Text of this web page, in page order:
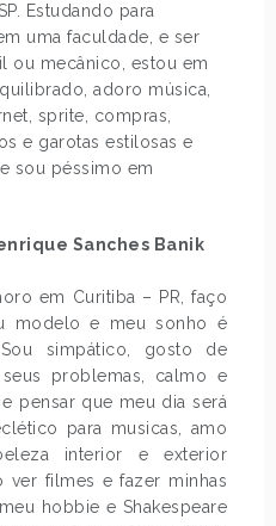
Estudando para
uma faculdade, e ser
ou mecânico, estou em
adoro música,
sprite, compras,
e garotas estilosas e
sou péssimo em
Sanches Banik
em Curitiba – PR, faço
modelo e meu sonho é
simpático, gosto de
problemas, calmo e
pensar que meu dia será
para musicas, amo
interior e exterior
ver filmes e fazer minhas
hobbie e Shakespeare